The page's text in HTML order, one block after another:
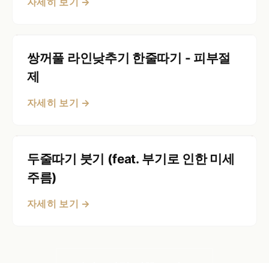
쌍꺼풀 라인낮추기 한줄따기 - 피부절
제
자세히 보기 →
두줄따기 붓기 (feat. 부기로 인한 미세
주름)
자세히 보기 →